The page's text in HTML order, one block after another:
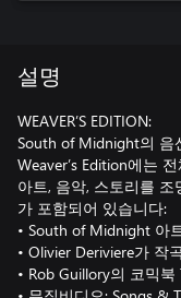
설명
WEAVER’S EDITION:
South of Midnight의 음
Weaver’s Edition에는
아트, 음악, 스토리를
가 포함되어 있습니다:
• South of Midnight 아
• Olivier Deriviere가 작
• Rob Guillory의 코믹